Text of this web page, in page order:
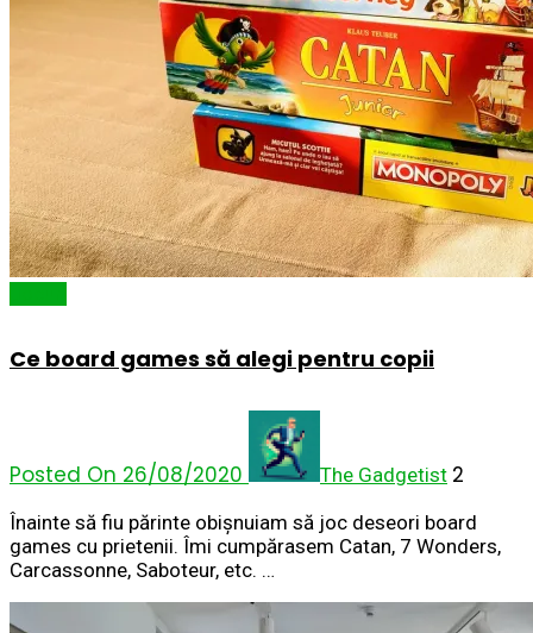
Ce board games să alegi pentru copii
Posted On 26/08/2020 The Gadgetist 2
Înainte să fiu părinte obișnuiam să joc deseori board
games cu prietenii. Îmi cumpărasem Catan, 7 Wonders,
Carcassonne, Saboteur, etc. …